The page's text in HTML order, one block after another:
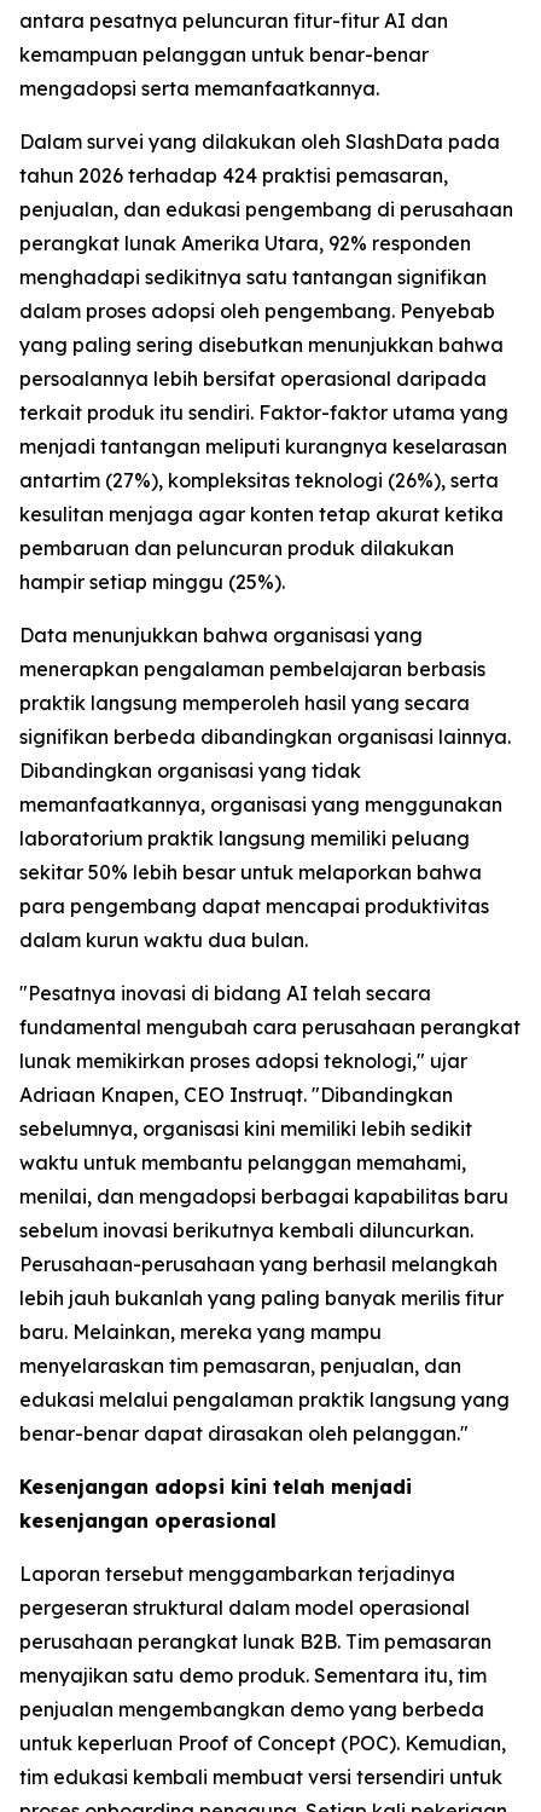
antara pesatnya peluncuran fitur-fitur AI dan
kemampuan pelanggan untuk benar-benar
mengadopsi serta memanfaatkannya.
Dalam survei yang dilakukan oleh SlashData pada
tahun 2026 terhadap 424 praktisi pemasaran,
penjualan, dan edukasi pengembang di perusahaan
perangkat lunak Amerika Utara, 92% responden
menghadapi sedikitnya satu tantangan signifikan
dalam proses adopsi oleh pengembang. Penyebab
yang paling sering disebutkan menunjukkan bahwa
persoalannya lebih bersifat operasional daripada
terkait produk itu sendiri. Faktor-faktor utama yang
menjadi tantangan meliputi kurangnya keselarasan
antartim (27%), kompleksitas teknologi (26%), serta
kesulitan menjaga agar konten tetap akurat ketika
pembaruan dan peluncuran produk dilakukan
hampir setiap minggu (25%).
Data menunjukkan bahwa organisasi yang
menerapkan pengalaman pembelajaran berbasis
praktik langsung memperoleh hasil yang secara
signifikan berbeda dibandingkan organisasi lainnya.
Dibandingkan organisasi yang tidak
memanfaatkannya, organisasi yang menggunakan
laboratorium praktik langsung memiliki peluang
sekitar 50% lebih besar untuk melaporkan bahwa
para pengembang dapat mencapai produktivitas
dalam kurun waktu dua bulan.
"Pesatnya inovasi di bidang AI telah secara
fundamental mengubah cara perusahaan perangkat
lunak memikirkan proses adopsi teknologi," ujar
Adriaan Knapen, CEO Instruqt. "Dibandingkan
sebelumnya, organisasi kini memiliki lebih sedikit
waktu untuk membantu pelanggan memahami,
menilai, dan mengadopsi berbagai kapabilitas baru
sebelum inovasi berikutnya kembali diluncurkan.
Perusahaan-perusahaan yang berhasil melangkah
lebih jauh bukanlah yang paling banyak merilis fitur
baru. Melainkan, mereka yang mampu
menyelaraskan tim pemasaran, penjualan, dan
edukasi melalui pengalaman praktik langsung yang
benar-benar dapat dirasakan oleh pelanggan."
Kesenjangan adopsi kini telah menjadi
kesenjangan operasional
Laporan tersebut menggambarkan terjadinya
pergeseran struktural dalam model operasional
perusahaan perangkat lunak B2B. Tim pemasaran
menyajikan satu demo produk. Sementara itu, tim
penjualan mengembangkan demo yang berbeda
untuk keperluan Proof of Concept (POC). Kemudian,
tim edukasi kembali membuat versi tersendiri untuk